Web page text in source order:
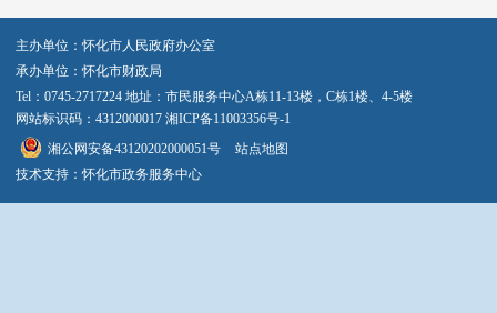
主办单位：怀化市人民政府办公室
承办单位：怀化市财政局
Tel：0745-2717224 地址：市民服务中心A栋11-13楼，C栋1楼、4-5楼
网站标识码：4312000017 湘ICP备11003356号-1
湘公网安备43120202000051号
站点地图
技术支持：怀化市政务服务中心